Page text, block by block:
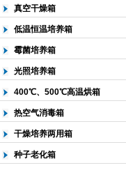
真空干燥箱
低温恒温培养箱
霉菌培养箱
光照培养箱
400℃、500℃高温烘箱
热空气消毒箱
干燥培养两用箱
种子老化箱